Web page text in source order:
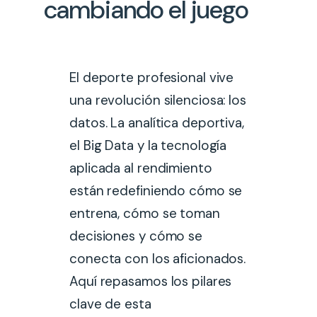
cambiando el juego
El deporte profesional vive
una revolución silenciosa: los
datos. La analítica deportiva,
el Big Data y la tecnología
aplicada al rendimiento
están redefiniendo cómo se
entrena, cómo se toman
decisiones y cómo se
conecta con los aficionados.
Aquí repasamos los pilares
clave de esta